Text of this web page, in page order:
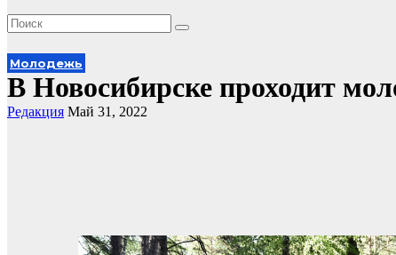
Молодежь
В Новосибирске проходит
Редакция Май 31, 2022